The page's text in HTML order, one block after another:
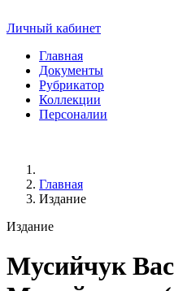
Личный кабинет
Главная
Документы
Рубрикатор
Коллекции
Персоналии
Главная
Издание
Издание
Мусийчук